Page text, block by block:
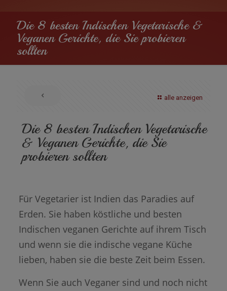
Die 8 besten Indischen Vegetarische &
Veganen Gerichte, die Sie probieren
sollten
alle anzeigen
Die 8 besten Indischen Vegetarische
& Veganen Gerichte, die Sie
probieren sollten
Für Vegetarier ist Indien das Paradies auf
Erden. Sie haben köstliche und besten
Indischen veganen Gerichte auf ihrem Tisch
und wenn sie die indische vegane Küche
lieben, haben sie die beste Zeit beim Essen.
Wenn Sie auch Veganer sind und noch nicht